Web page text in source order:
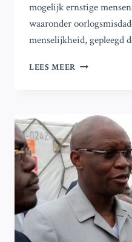
mogelijk ernstige
waaronder
menselijkheid, gepleegd
LEES MEER VN
PARTIJEN
IN
CONFLICT
IN
DR
CONGO
SCHULDIG
ZIJN
AAN